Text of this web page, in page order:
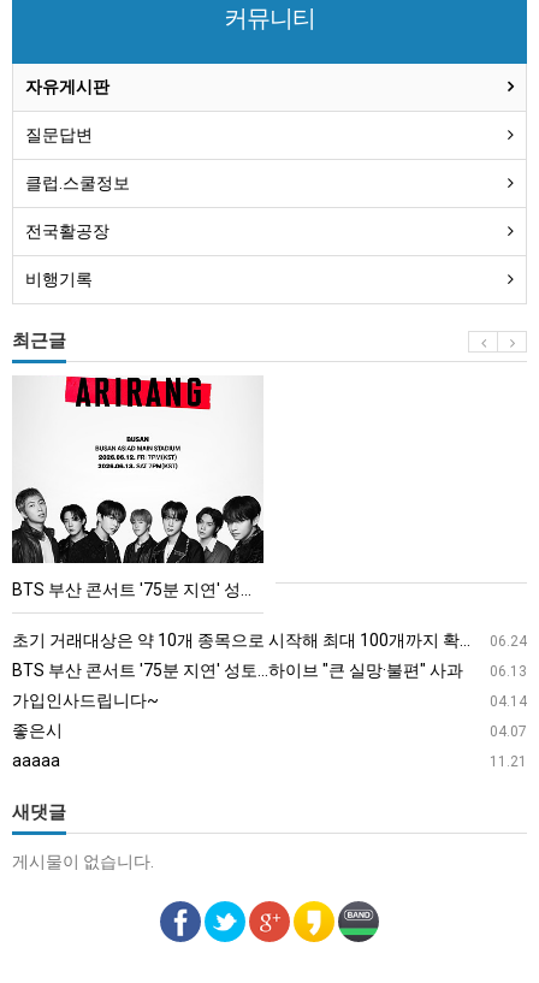
커뮤니티
자유게시판
질문답변
클럽.스쿨정보
전국활공장
비행기록
최근글
서
트
'75
분
연'
성
토…
브
"큰
실
BTS 부산 콘서트 '75분 지연' 성토…하이브 "큰 실망·불편" 사과
06.24
초기 거래대상은 약 10개 종목으로 시작해 최대 100개까지 확대할 방침이다. 구체적인 거래 대상 ETF는 아직 확정되지 않았지만, 시장 대표성이나 거래량을 고려해 선정할 계획이다.
06.13
BTS 부산 콘서트 '75분 지연' 성토…하이브 "큰 실망·불편" 사과
04.14
가입인사드립니다~
04.07
좋은시
11.21
aaaaa
새댓글
게시물이 없습니다.